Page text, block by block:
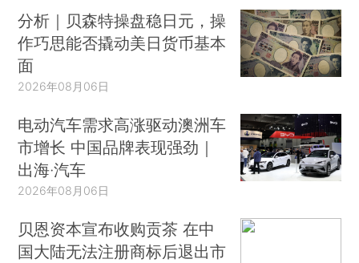
分析｜贝森特操盘稳日元，操
作巧思能否撬动美日货币基本
面
2026年08月06日
电动汽车需求高涨驱动澳洲车
市增长 中国品牌表现强劲｜
出海·汽车
2026年08月06日
贝恩资本宣布收购贡茶 在中
国大陆无法注册商标后退出市